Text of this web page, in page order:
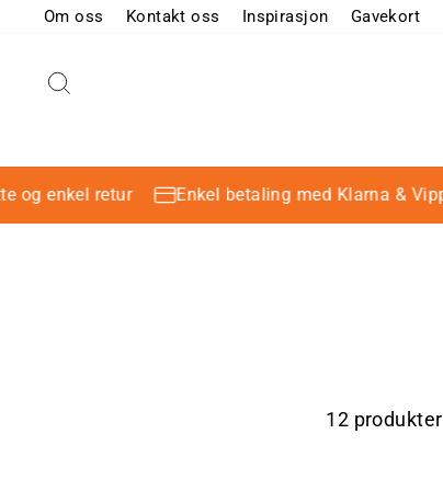
Hopp
innhold
Om oss Kontakt oss Inspirasjon Gavekort
enkel retur Enkel betaling med Klarna & Vipps
12 produkter